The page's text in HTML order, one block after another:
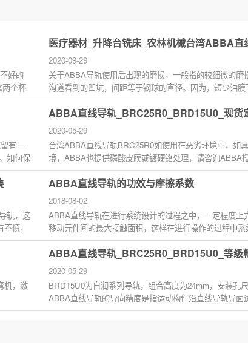
好的
两个杯
医疗器材_升降台铣床_农林机械台湾ABBA直
2020-09-29
关于ABBA导轨使用后出现的磨损，一般指的较细微的磨
沟道看到的凹坑，间距等于钢球的直径。因为，短少油
和轰动中AB...
有一
如何保
ABBA直线导轨_BRC25R0_BRD15U0_现货
2020-05-29
台湾ABBA直线导轨BRC25R0如使用在恶劣环境中，如
境，ABBA也提供磷酸皮膜或镀硬铬处理，请咨询ABBA
勿使用在高于摄氏80度的环境...
轨，这
慎，
ABBA直线导轨的功效与摩擦系数
2018-08-02
ABBA直线导轨在进行系统设计的过程之中，一定程度上
移动元件间的最大接触面积，这样在进行操作的过程中
削或是重力切...
机，激
ABBA直线导轨_BRC25R0_BRD15U0_等级
2020-05-29
BRD15U0为自润系列导轨，组合高度为24mm，安装孔尺
ABBA直线导轨的导向精度是指运动构件沿直线导轨导面
迹的准确水平。影响导向...